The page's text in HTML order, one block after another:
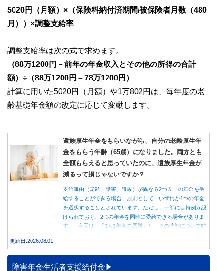
5020円（月額）×（保険料納付済期間/被保険者月数（480
月））×調整支給率
調整支給率は次の式で求めます。
（88万1200円－前年の年金収入とその他の所得の合計
額）÷（88万1200円－78万1200円）
計算に用いた5020円（月額）や1万802円は、毎年度の老
齢基礎年金額の改定に応じて変動します。
遺族厚生年金をもらいながら、自分の老齢厚生年
金をもらう年齢（65歳）になりました。両方とも
全額もらえると思っていたのに、遺族厚生年金が
減るって損じゃないですか？
支給事由（老齢、障害、遺族）が異なる2つ以上の年金を受
給することができる場合、原則として、いずれか1つの年金
を選択することとされています。ただし、一部には特例が設
けられており、2つの年金を同時に受給できる場合がありま
す。 今回は、「1人1年金の原則」と、その特例について解
更新日:2026.08.01
障害年金生活者支援給付金